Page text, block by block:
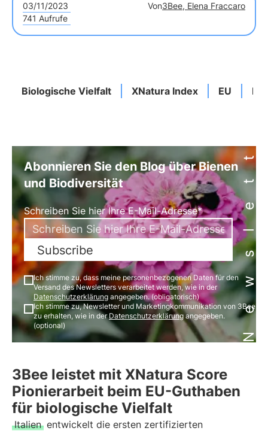
03/11/2023 Von3Bee, Elena Fraccaro
741 Aufrufe
Biologische Vielfalt XNatura Index EU Newsletter
Abonnieren Sie den Blog über Bienen
und Biodiversität
Schreiben Sie hier Ihre E-Mail-Adresse*
Subscribe
Ich stimme zu, dass meine personenbezogenen Daten für den
Versand des Newsletters verarbeitet werden, wie in der
Datenschutzerklärung angegeben. (obligatorisch)
Ich stimme zu, Newsletter und Marketingkommunikation von 3Bee
zu erhalten, wie in derDatenschutzerklärungangegeben.
(optional)
3Bee leistet mit XNatura Score
Pionierarbeit beim EU-Guthaben
für biologische Vielfalt
Italien entwickelt die ersten zertifizierten